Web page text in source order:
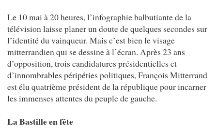
Le 10 mai à 20 heures, l’infographie balbutiante de la
télévision laisse planer un doute de quelques secondes sur
l’identité du vainqueur. Mais c’est bien le visage
mitterrandien qui se dessine à l’écran. Après 23 ans
d’opposition, trois candidatures présidentielles et
d’innombrables péripéties politiques, François Mitterrand
est élu quatrième président de la république pour incarner
les immenses attentes du peuple de gauche.
La Bastille en fête